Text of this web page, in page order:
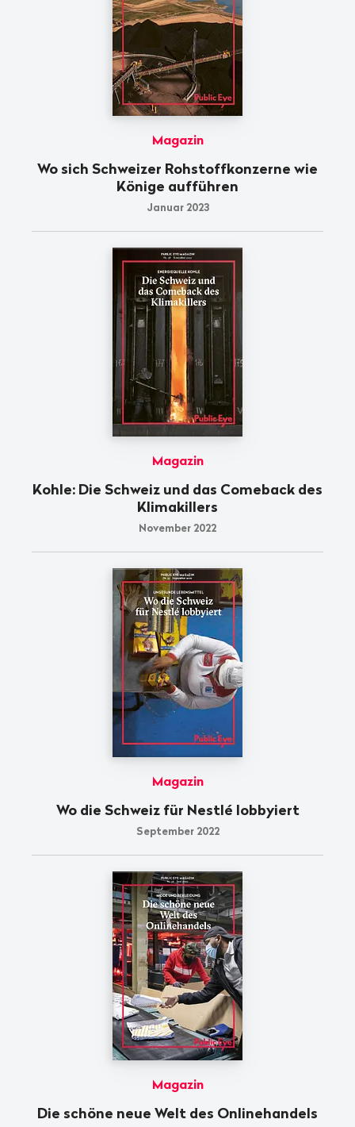
Magazin
Wo sich Schweizer Rohstoffkonzerne wie
Könige aufführen
Januar 2023
Magazin
Kohle: Die Schweiz und das Comeback des
Klimakillers
November 2022
Magazin
Wo die Schweiz für Nestlé lobbyiert
September 2022
Magazin
Die schöne neue Welt des Onlinehandels